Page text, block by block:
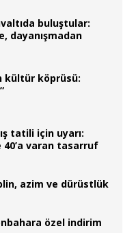
buluştular:
dayanışmadan
kültür köprüsü:
tatili için uyarı:
40’a varan tasarruf
azim ve dürüstlük
özel indirim